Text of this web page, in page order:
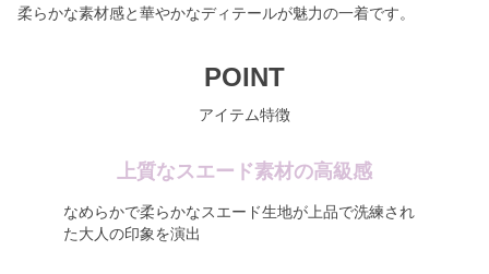
柔らかな素材感と華やかなディテールが魅力の一着です。
POINT
アイテム特徴
上質なスエード素材の高級感
なめらかで柔らかなスエード生地が上品で洗練され
た大人の印象を演出